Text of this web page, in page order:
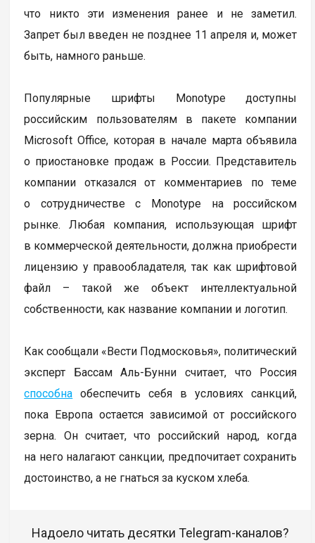
что никто эти изменения ранее и не заметил.
Запрет был введен не позднее 11 апреля и, может
быть, намного раньше.
Популярные шрифты Monotype доступны
российским пользователям в пакете компании
Microsoft Office, которая в начале марта объявила
о приостановке продаж в России. Представитель
компании отказался от комментариев по теме
о сотрудничестве с Monotype на российском
рынке. Любая компания, использующая шрифт
в коммерческой деятельности, должна приобрести
лицензию у правообладателя, так как шрифтовой
файл – такой же объект интеллектуальной
собственности, как название компании и логотип.
Как сообщали «Вести Подмосковья», политический
эксперт Бассам Аль-Бунни считает, что Россия
способна обеспечить себя в условиях санкций,
пока Европа остается зависимой от российского
зерна. Он считает, что российский народ, когда
на него налагают санкции, предпочитает сохранить
достоинство, а не гнаться за куском хлеба.
Надоело читать десятки Telegram-каналов?